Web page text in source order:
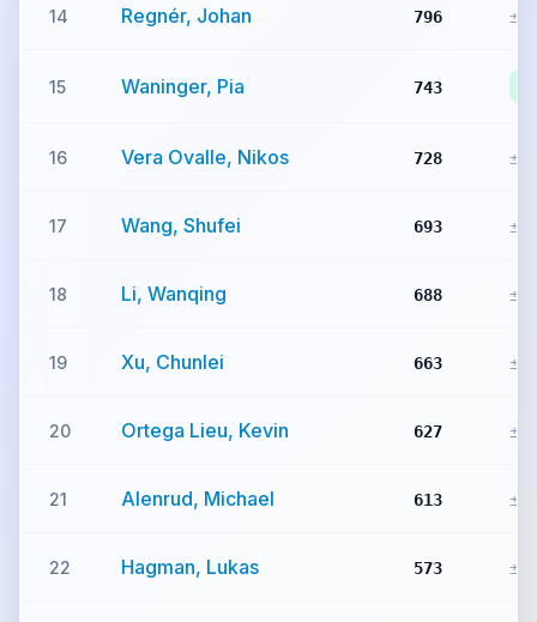
14 Regnér, Johan 796 ±0
15 Waninger, Pia 743
16 Vera Ovalle, Nikos 728 ±0
17 Wang, Shufei 693 ±0
18 Li, Wanqing 688 ±0
19 Xu, Chunlei 663 ±0
20 Ortega Lieu, Kevin 627 ±0
21 Alenrud, Michael 613 ±0
22 Hagman, Lukas 573 ±0